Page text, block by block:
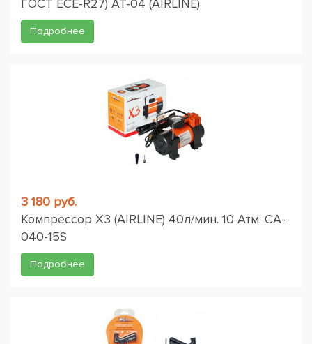
ГОСТ ЕСЕ-R27) AT-04 (AIRLINE)
Подробнее
3 180 руб.
Компрессор X3 (AIRLINE) 40л/мин. 10 Атм. CA-
040-15S
Подробнее